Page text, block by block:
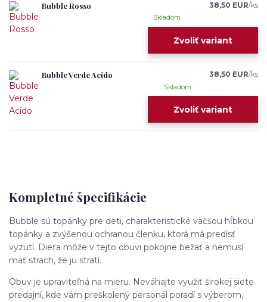
Bubble Rosso 38,50 EUR/ks
Skladom
Zvoliť variant
Bubble Verde Acido 38,50 EUR/ks
Skladom
Zvoliť variant
Kompletné špecifikácie
Bubble sú topánky pre deti, charakteristické väčšou hĺbkou
topánky a zvýšenou ochranou členku, ktorá má predísť
vyzutí. Dieťa môže v tejto obuvi pokojne bežať a nemusí
mať strach, že ju stratí.
Obuv je upraviteľná na mieru. Neváhajte využiť širokej siete
predajní, kde vám preškolený personál poradí s výberom,